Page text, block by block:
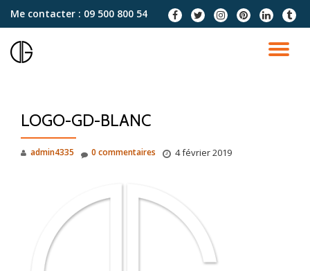
contenu
Me contacter : 09 500 800 54
fa-
facebook
fa-
twitter
fa-
instagram
fa-
pinterest
fa-
linkedin
fa-
tumblr
LOGO-GD-BLANC
admin4335 4 février 2019
0 commentaires